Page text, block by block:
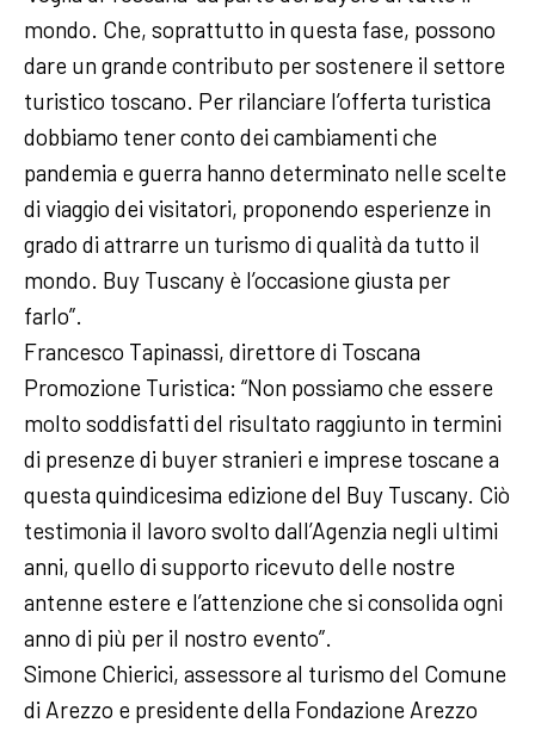
mondo. Che, soprattutto in questa fase, possono
dare un grande contributo per sostenere il settore
turistico toscano. Per rilanciare l’offerta turistica
dobbiamo tener conto dei cambiamenti che
pandemia e guerra hanno determinato nelle scelte
di viaggio dei visitatori, proponendo esperienze in
grado di attrarre un turismo di qualità da tutto il
mondo. Buy Tuscany è l’occasione giusta per
farlo”.
Francesco Tapinassi, direttore di Toscana
Promozione Turistica: “Non possiamo che essere
molto soddisfatti del risultato raggiunto in termini
di presenze di buyer stranieri e imprese toscane a
questa quindicesima edizione del Buy Tuscany. Ciò
testimonia il lavoro svolto dall’Agenzia negli ultimi
anni, quello di supporto ricevuto delle nostre
antenne estere e l’attenzione che si consolida ogni
anno di più per il nostro evento”.
Simone Chierici, assessore al turismo del Comune
di Arezzo e presidente della Fondazione Arezzo